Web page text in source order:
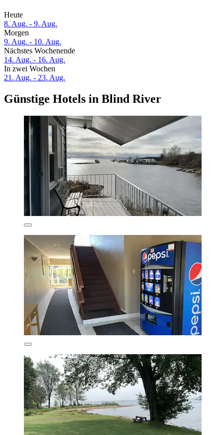
Heute
8. Aug. - 9. Aug.
Morgen
9. Aug. - 10. Aug.
Nächstes Wochenende
14. Aug. - 16. Aug.
In zwei Wochen
21. Aug. - 23. Aug.
Günstige Hotels in Blind River